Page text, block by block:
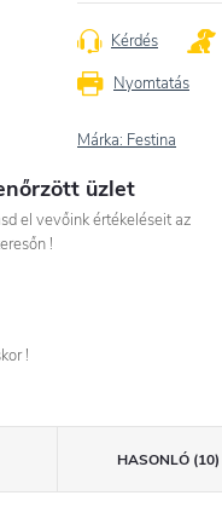
Nyomtatás
Kérdés
Márka: Festina
üzlet
el vevőink értékeléseit az
!
!
HASONLÓ (10)